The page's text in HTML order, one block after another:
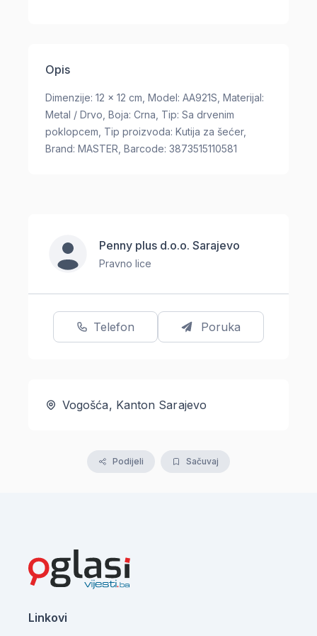
Opis
Dimenzije: 12 x 12 cm, Model: AA921S, Materijal:
Metal / Drvo, Boja: Crna, Tip: Sa drvenim
poklopcem, Tip proizvoda: Kutija za šećer,
Brand: MASTER, Barcode: 3873515110581
Penny plus d.o.o. Sarajevo
Pravno lice
Telefon Poruka
Vogošća, Kanton Sarajevo
Podijeli Sačuvaj
Linkovi